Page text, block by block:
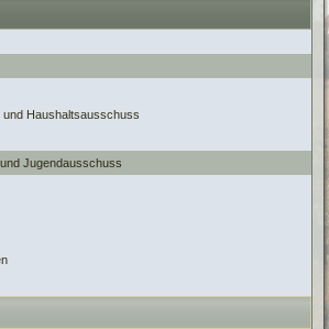
Haushaltsausschuss
Jugendausschuss